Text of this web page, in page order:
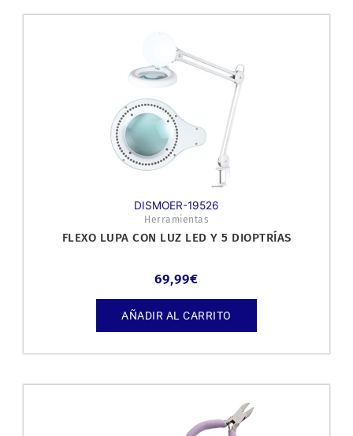
DISMOER-19526
Herramientas
FLEXO LUPA CON LUZ LED Y 5 DIOPTRÍAS
69,99€
AÑADIR AL CARRITO